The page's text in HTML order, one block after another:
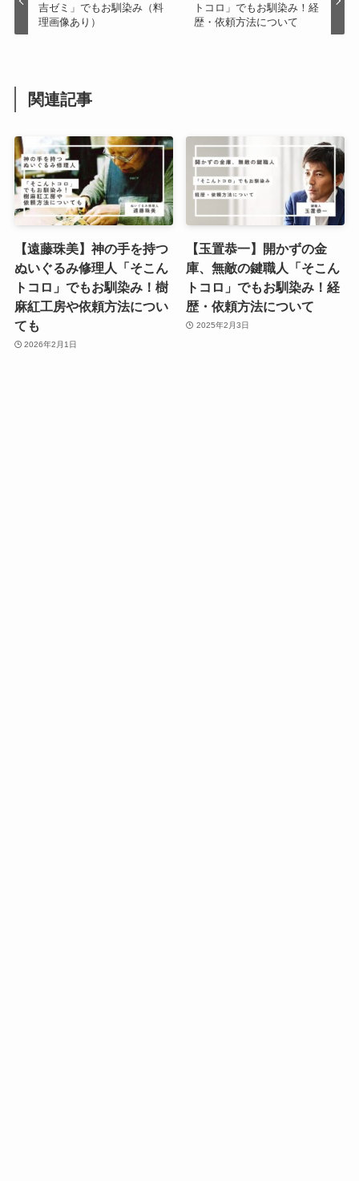
吉ゼミ」でもお馴染み（料
理画像あり）
トコロ」でもお馴染み！経
歴・依頼方法について
関連記事
【遠藤珠美】神の手を持つ
ぬいぐるみ修理人「そこん
トコロ」でもお馴染み！樹
麻紅工房や依頼方法につい
ても
2026年2月1日
【玉置恭一】開かずの金
庫、無敵の鍵職人「そこん
トコロ」でもお馴染み！経
歴・依頼方法について
2025年2月3日